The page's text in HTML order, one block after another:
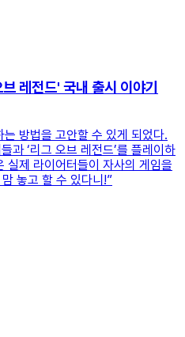
레전드' 국내 출시 이야기
방법을 고안할 수 있게 되었다.
과 ‘리그 오브 레전드’를 플레이하
실제 라이어터들이 자사의 게임을
놓고 할 수 있다니!”